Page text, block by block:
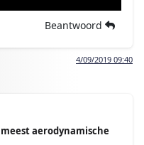
Beantwoord
4/09/2019 09:40
aerodynamische